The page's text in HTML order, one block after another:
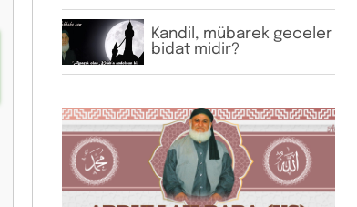
dâhildir, böyle dua
etmenin sakıncası var
Kandil, mübarek geceler
bidat midir?